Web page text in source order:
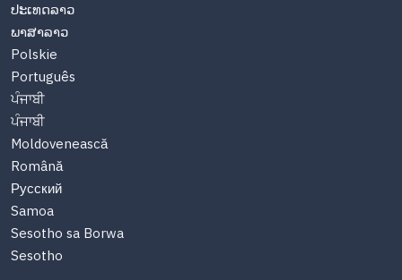
ປະເທດລາວ
ພາສາລາວ
Polskie
Português
ਪੰਜਾਬੀ
ਪੰਜਾਬੀ
Moldovenească
Română
Русский
Samoa
Sesotho sa Borwa
Sesotho